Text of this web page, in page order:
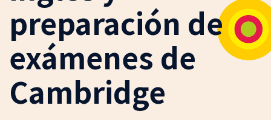
preparación de
exámenes de
Cambridge